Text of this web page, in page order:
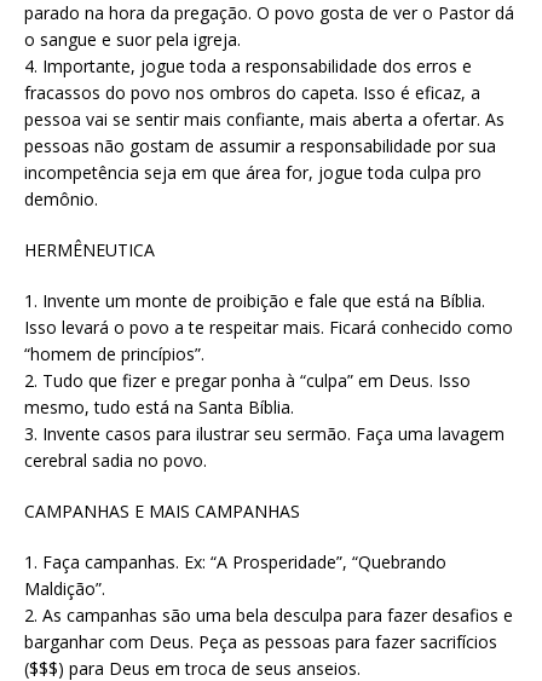
parado na hora da pregação. O povo gosta de ver o Pastor dá
o sangue e suor pela igreja.
4. Importante, jogue toda a responsabilidade dos erros e
fracassos do povo nos ombros do capeta. Isso é eficaz, a
pessoa vai se sentir mais confiante, mais aberta a ofertar. As
pessoas não gostam de assumir a responsabilidade por sua
incompetência seja em que área for, jogue toda culpa pro
demônio.
HERMÊNEUTICA
1. Invente um monte de proibição e fale que está na Bíblia.
Isso levará o povo a te respeitar mais. Ficará conhecido como
“homem de princípios”.
2. Tudo que fizer e pregar ponha à “culpa” em Deus. Isso
mesmo, tudo está na Santa Bíblia.
3. Invente casos para ilustrar seu sermão. Faça uma lavagem
cerebral sadia no povo.
CAMPANHAS E MAIS CAMPANHAS
1. Faça campanhas. Ex: “A Prosperidade”, “Quebrando
Maldição”.
2. As campanhas são uma bela desculpa para fazer desafios e
barganhar com Deus. Peça as pessoas para fazer sacrifícios
($$$) para Deus em troca de seus anseios.